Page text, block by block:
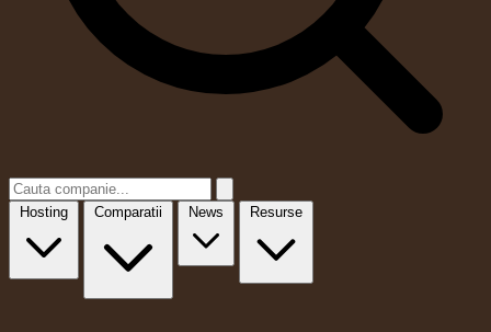
Hosting Comparatii News Resurse